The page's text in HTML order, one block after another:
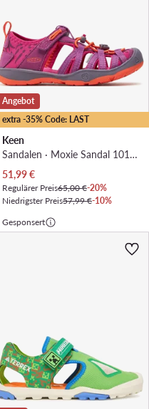
extra -35% Code: LAST
Angebot
Keen
Sandalen · Moxie Sandal 1016356 · Violett
Aktueller Preis
51,99€
Regulärer Preis65,00 €-20%
Niedrigster Preis57,99 €-10%
Gesponsert